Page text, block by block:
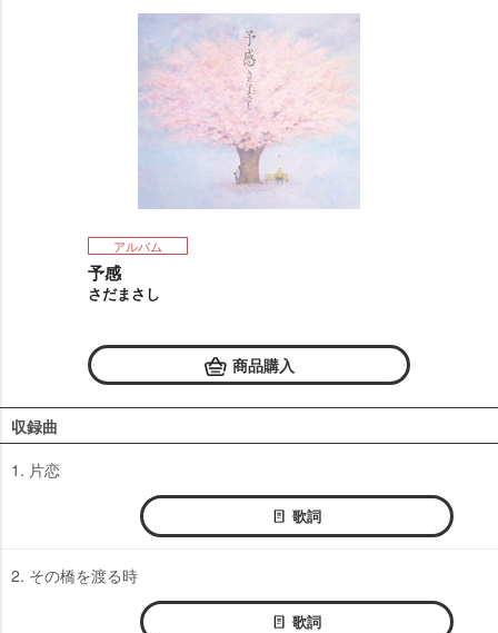
アルバム
予感
さだまさし
商品購入
収録曲
1. 片恋
歌詞
2. その橋を渡る時
歌詞